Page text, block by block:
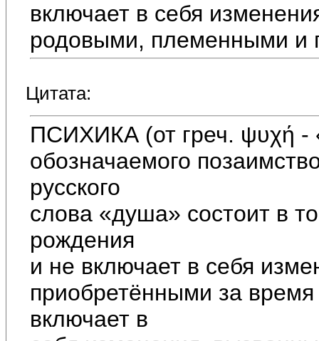
включает в себя
родовыми, племенными и
Цитата:
ПСИХИКА (от греч. ψυχή -
обозначаемого
русского
слова «душа» состоит в
рождения
и не включает в себя
приобретёнными за
включает в